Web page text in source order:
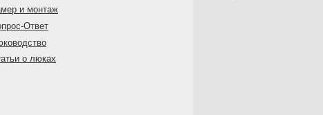
и монтаж
Ответ
о люках